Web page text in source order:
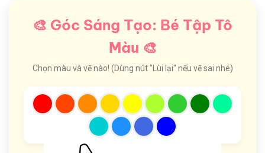
🎨 Góc Sáng Tạo: Bé Tập Tô
Màu 🎨
Chọn màu và vẽ nào! (Dùng nút "Lùi lại" nếu vẽ sai nhé)